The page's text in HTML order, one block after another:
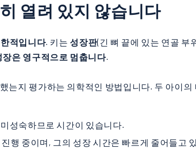
열려 있지 않습니다
적입니다. 키는성장판(긴 뼈 끝에 있는 연골 부
장은 영구적으로 멈춥니다.
는지 평가하는 의학적인 방법입니다. 두 아이의
성숙하므로 시간이 있습니다.
행 중이며, 그의 성장 시간은 빠르게 줄어들고